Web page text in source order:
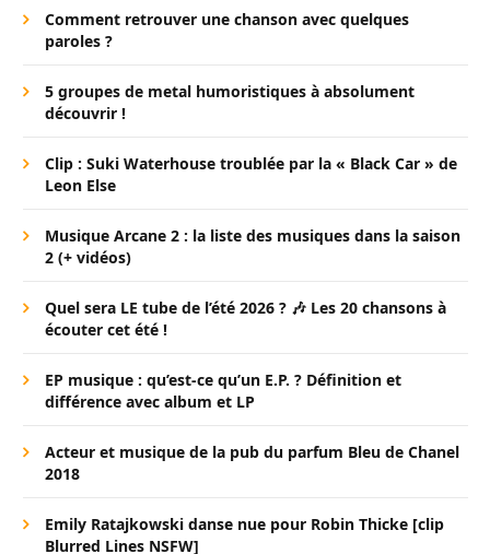
Comment retrouver une chanson avec quelques
paroles ?
5 groupes de metal humoristiques à absolument
découvrir !
Clip : Suki Waterhouse troublée par la « Black Car » de
Leon Else
Musique Arcane 2 : la liste des musiques dans la saison
2 (+ vidéos)
Quel sera LE tube de l’été 2026 ? 🎶 Les 20 chansons à
écouter cet été !
EP musique : qu’est-ce qu’un E.P. ? Définition et
différence avec album et LP
Acteur et musique de la pub du parfum Bleu de Chanel
2018
Emily Ratajkowski danse nue pour Robin Thicke [clip
Blurred Lines NSFW]